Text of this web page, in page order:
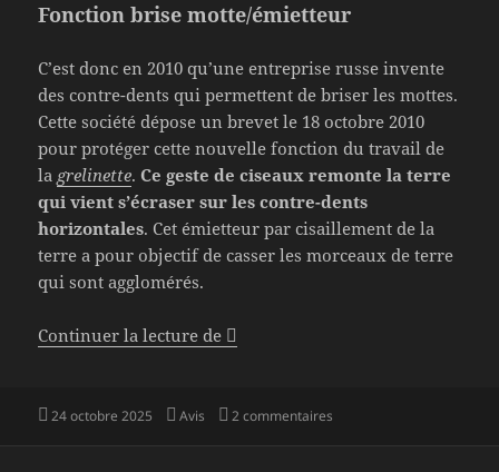
Fonction brise motte/émietteur
C’est donc en 2010 qu’une entreprise russe invente
des contre-dents qui permettent de briser les mottes.
Cette société dépose un brevet le 18 octobre 2010
pour protéger cette nouvelle fonction du travail de
la grelinette.Ce geste de ciseaux remonte la terre
qui vient s’écraser sur les contre-dents
horizontales. Cet émietteur par cisaillement de la
terre a pour objectif de casser les morceaux de terre
qui sont agglomérés.
Continuer la lecture de La grelinette rotative à roue avec
Publié
24 octobre 2025 Catégories
Avis 2 commentaires